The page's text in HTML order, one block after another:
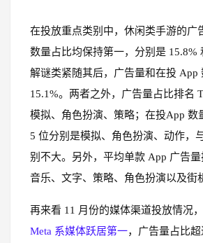
在投放重点类别中，休闲类手游的广
数量占比均保持第一，分别是 15.8%
解谜类紧随其后，广告量和在投 App
15.1%。两者之外，广告量占比排名
模拟、角色扮演、策略；在投App 数
5 位分别是模拟、角色扮演、动作，
别不大。另外，平均单款 App 广告
音乐、文字、策略、角色扮演以及街
再来看 11 月份的媒体渠道投放情况，
Meta 系媒体跃居第一，广告量占比